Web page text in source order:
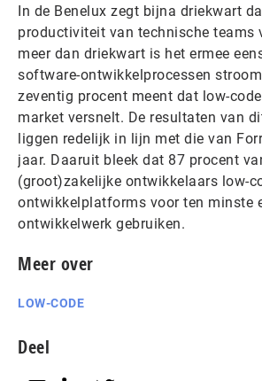
In de Benelux zegt bijna driekwart
productiviteit van technische teams
meer dan driekwart is het ermee
software-ontwikkelprocessen
zeventig procent meent dat low-
market versnelt. De resultaten van
liggen redelijk in lijn met die van
jaar. Daaruit bleek dat 87 procent
(groot)zakelijke ontwikkelaars low-
ontwikkelplatforms voor ten minste
ontwikkelwerk gebruiken.
Meer over
LOW-CODE
Deel